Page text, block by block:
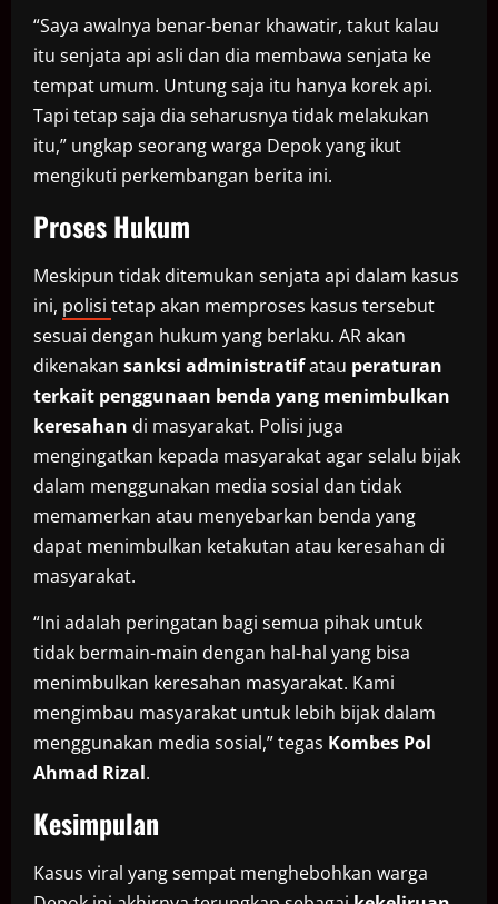
“Saya awalnya benar-benar khawatir, takut kalau
itu senjata api asli dan dia membawa senjata ke
tempat umum. Untung saja itu hanya korek api.
Tapi tetap saja dia seharusnya tidak melakukan
itu,” ungkap seorang warga Depok yang ikut
mengikuti perkembangan berita ini.
Proses Hukum
Meskipun tidak ditemukan senjata api dalam kasus
ini, polisi tetap akan memproses kasus tersebut
sesuai dengan hukum yang berlaku. AR akan
dikenakan sanksi administratifatau peraturan
terkait penggunaan benda yang menimbulkan
keresahan di masyarakat. Polisi juga
mengingatkan kepada masyarakat agar selalu bijak
dalam menggunakan media sosial dan tidak
memamerkan atau menyebarkan benda yang
dapat menimbulkan ketakutan atau keresahan di
masyarakat.
“Ini adalah peringatan bagi semua pihak untuk
tidak bermain-main dengan hal-hal yang bisa
menimbulkan keresahan masyarakat. Kami
mengimbau masyarakat untuk lebih bijak dalam
menggunakan media sosial,” tegas Kombes Pol
Ahmad Rizal.
Kesimpulan
Kasus viral yang sempat menghebohkan warga